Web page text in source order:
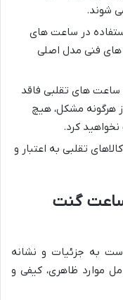
شوند.
در ساعت های
های فنی مدل اصلی
ساعت های تقلبی فاقد
هرگونه مشکل، هیچ
کرد.
تقلبی به اعتبار و
ساعت گنت
به جزئیات و نشانه
موارد ظاهری، کیفی و